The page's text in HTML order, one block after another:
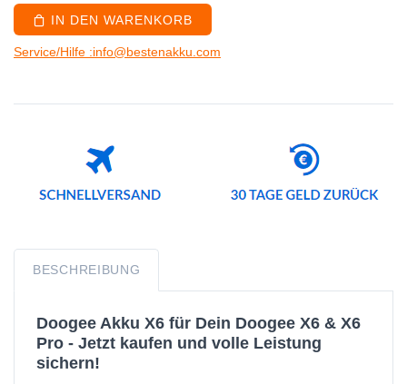
IN DEN WARENKORB
Service/Hilfe :info@bestenakku.com
BESCHREIBUNG
Doogee Akku X6 für Dein Doogee X6 & X6
Pro - Jetzt kaufen und volle Leistung
sichern!